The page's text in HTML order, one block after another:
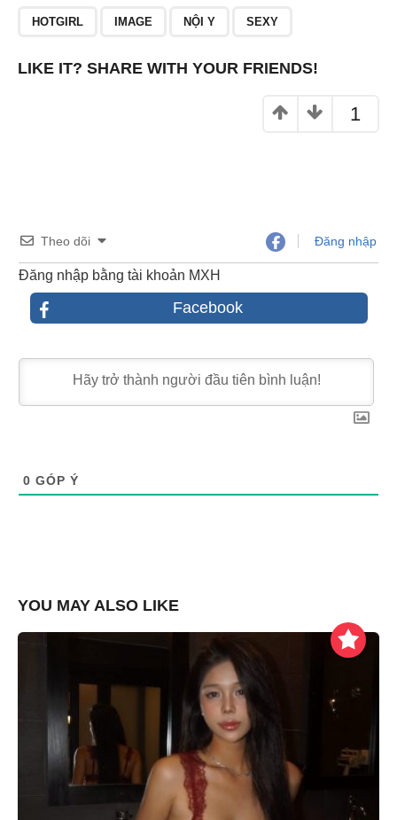
o
k
HOTGIRL IMAGE NỘI Y SEXY
LIKE IT? SHARE WITH YOUR FRIENDS!
1
Theo dõi Đăng nhập
Đăng nhập bằng tài khoản MXH
Facebook
0 GÓP Ý
YOU MAY ALSO LIKE